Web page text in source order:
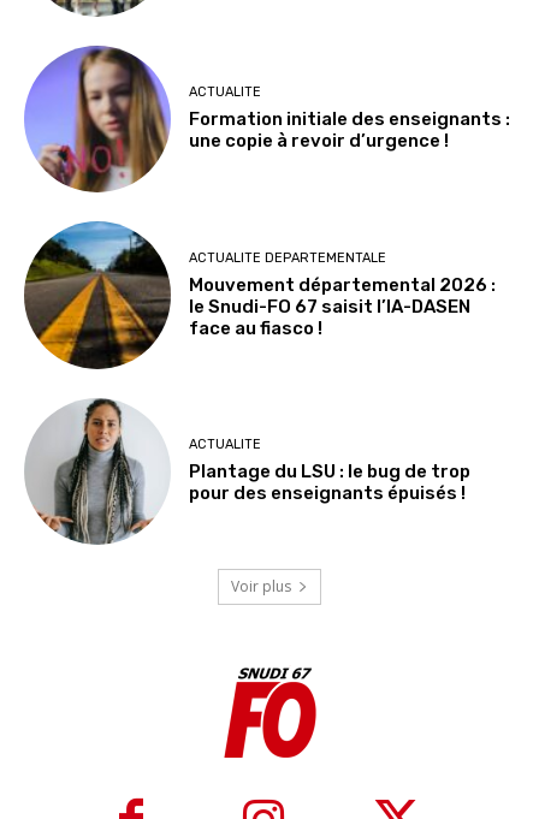
ACTUALITE
Formation initiale des enseignants :
une copie à revoir d’urgence !
ACTUALITE DEPARTEMENTALE
Mouvement départemental 2026 :
le Snudi-FO 67 saisit l’IA-DASEN
face au fiasco !
ACTUALITE
Plantage du LSU : le bug de trop
pour des enseignants épuisés !
Voir plus